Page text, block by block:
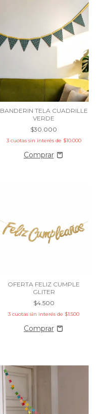
BANDERIN TELA CUADRILLE
VERDE
$30.000
3 cuotas sin interés de $10.000
OFERTA FELIZ CUMPLE
GLITER
$4.500
3 cuotas sin interés de $1.500